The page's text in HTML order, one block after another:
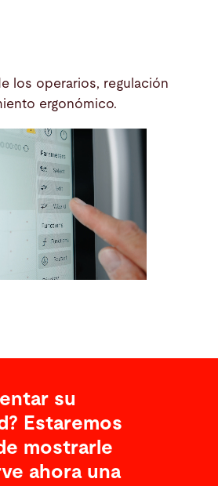
los operarios, regulación
ergonómico.
su
Estaremos
mostrarle
ahora una